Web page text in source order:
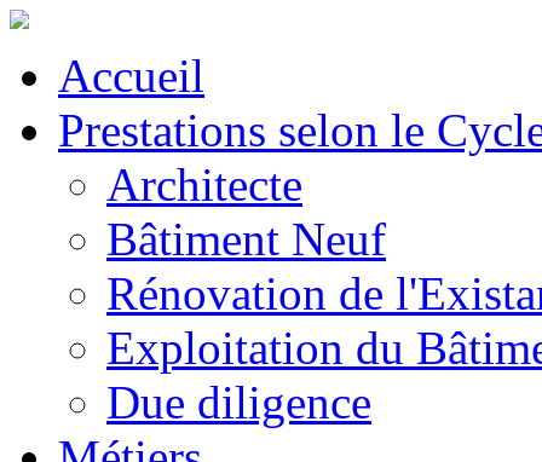
Accueil
Prestations selon le
Architecte
Bâtiment Neuf
Rénovation de
Exploitation du
Due diligence